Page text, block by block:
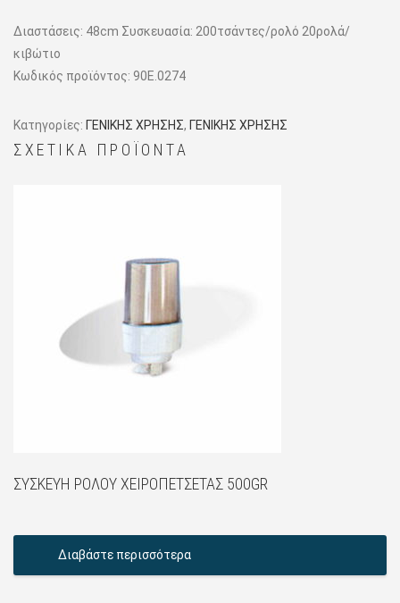
Διαστάσεις: 48cm Συσκευασία: 200τσάντες/ρολό 20ρολά/
κιβώτιο
Κωδικός προϊόντος: 90Ε.0274
Κατηγορίες: ΓΕΝΙΚΗΣ ΧΡΗΣΗΣ, ΓΕΝΙΚΗΣ ΧΡΗΣΗΣ
ΣΧΕΤΙΚΆ ΠΡΟΪΌΝΤΑ
ΣΥΣΚΕΥΉ ΡΟΛΟΎ ΧΕΙΡΟΠΕΤΣΈΤΑΣ 500GR
Διαβάστε περισσότερα